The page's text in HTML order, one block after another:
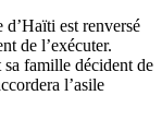
est renversé
de l’exécuter.
famille décident de
l’asile